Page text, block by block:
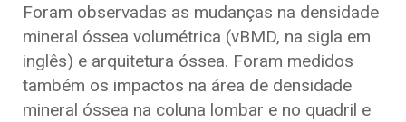
Foram observadas as mudanças na densidade
mineral óssea volumétrica (vBMD, na sigla em
inglês) e arquitetura óssea. Foram medidos
também os impactos na área de densidade
mineral óssea na coluna lombar e no quadril e